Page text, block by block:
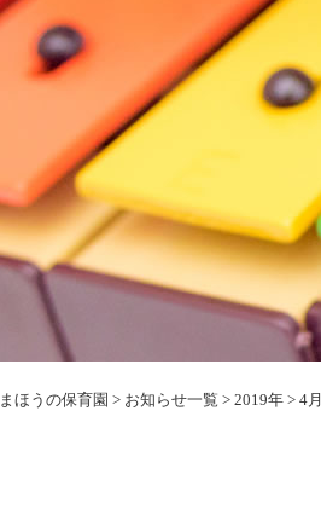
まほうの保育園 > お知らせ一覧 > 2019年 > 4月